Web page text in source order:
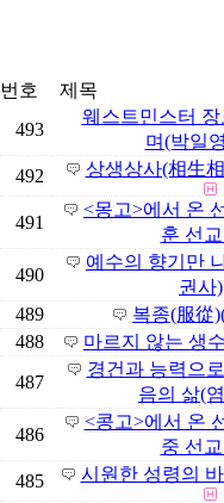
번호
제목
493
웨스트민스터
며(박일
492 상생상사(相生
491
<몽고>에서 온
훈 선
490
예수의 향기만
권사)
489
복종(服從
488
마르지 않는 생
487
경건과 능력으
음의 삶(
486
<콩고>에서 온
중 선
485 시원한 성령의